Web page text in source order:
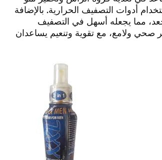
أدوات التصفيف الحرارية. بالإضافة
مما يجعله أسهل في التصفيف
ولامع، مع تقوية وتنعيم يساعدان